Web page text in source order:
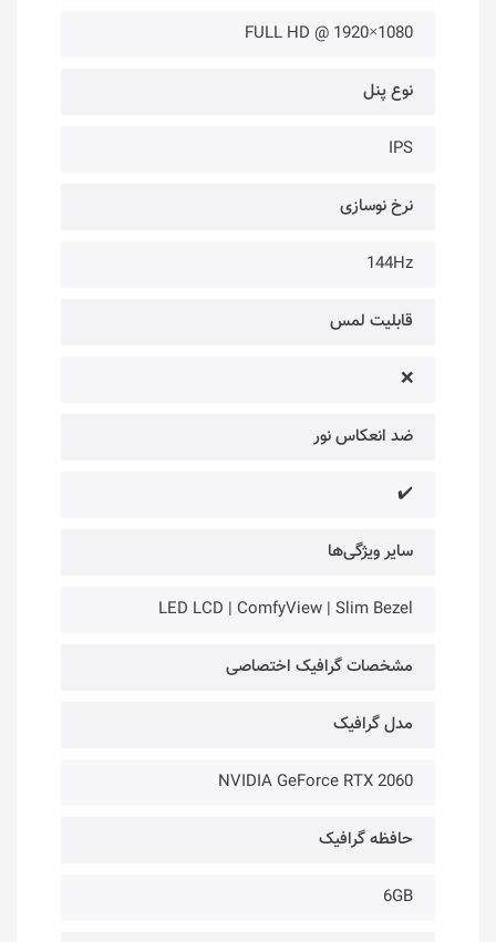
1080×1920 @ FULL HD
نوع پنل
IPS
نرخ نوسازی
144Hz
قابلیت لمس
❌
ضد انعکاس نور
✔️
سایر ویژگی‌ها
LED LCD | ComfyView | Slim Bezel
مشخصات گرافیک اختصاصی
مدل گرافیک
NVIDIA GeForce RTX 2060
حافظه گرافیک
6GB